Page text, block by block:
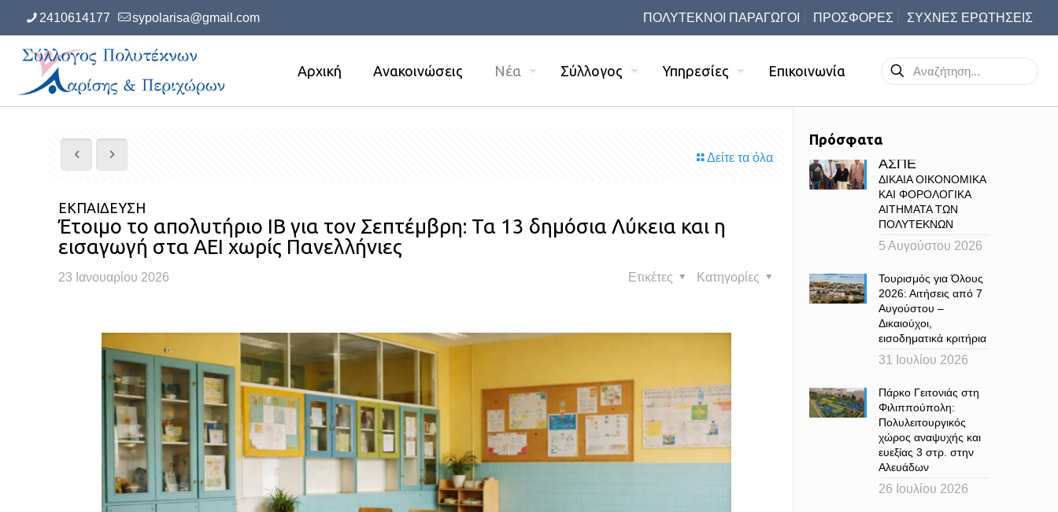
2410614177 sypolarisa@gmail.com ΠΟΛΥΤΕΚΝΟΙ ΠΑΡΑΓΩΓΟΙ ΠΡΟΣΦΟΡΕΣ ΣΥΧΝΕΣ ΕΡΩΤΗΣΕΙΣ
Αρχική Ανακοινώσεις Νέα Σύλλογος Υπηρεσίες Επικοινωνία
Δείτε τα όλα
ΕΚΠΑΙΔΕΥΣΗ
Έτοιμο το απολυτήριο IB για τον Σεπτέμβρη: Τα 13 δημόσια Λύκεια και η
εισαγωγή στα ΑΕΙ χωρίς Πανελλήνιες
23 Ιανουαρίου 2026 Κατηγορίες
Ετικέτες
Πρόσφατα
ΑΣΠΕ
ΔΙΚΑΙΑ ΟΙΚΟΝΟΜΙΚΑ
ΚΑΙ ΦΟΡΟΛΟΓΙΚΑ
ΑΙΤΗΜΑΤΑ ΤΩΝ
ΠΟΛΥΤΕΚΝΩΝ
5 Αυγούστου 2026
Τουρισμός για Όλους
2026: Αιτήσεις από 7
Αυγούστου –
Δικαιούχοι,
εισοδηματικά κριτήρια
31 Ιουλίου 2026
Πάρκο Γειτονιάς στη
Φιλιππούπολη:
Πολυλειτουργικός
χώρος αναψυχής και
ευεξίας 3 στρ. στην
Αλευάδων
26 Ιουλίου 2026